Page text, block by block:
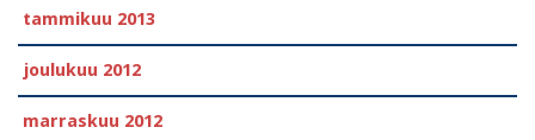
tammikuu 2013
joulukuu 2012
marraskuu 2012